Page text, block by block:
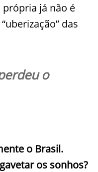
própria já não é
das
o
o Brasil.
os sonhos?